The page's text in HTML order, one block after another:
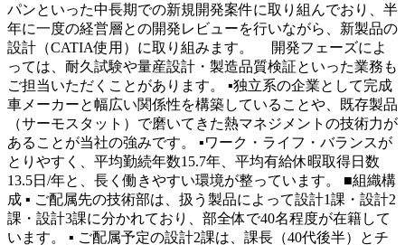
パンといった中長期での新規開発案件に取り組んでおり、半
年に一度の経営層との開発レビューを行いながら、新製品の
設計（CATIA使用）に取り組みます。 開発フェーズによ
っては、耐久試験や量産設計・製造品質検証といった業務も
ご担当いただくことがあります。 ▪独立系の企業として完成
車メーカーと幅広い関係性を構築していることや、既存製品
（サーモスタット）で磨いてきた熱マネジメントの技術力が
あることが当社の強みです。 ▪ワーク・ライフ・バランスが
とりやすく、平均勤続年数15.7年、平均有給休暇取得日数
13.5日/年と、長く働きやすい環境が整っています。 ■組織構
成 ▪ ご配属先の技術部は、扱う製品によって設計1課・設計2
課・設計3課に分かれており、部全体で40名程度が在籍して
います。 ▪ ご配属予定の設計2課は、課長（40代後半）とチ